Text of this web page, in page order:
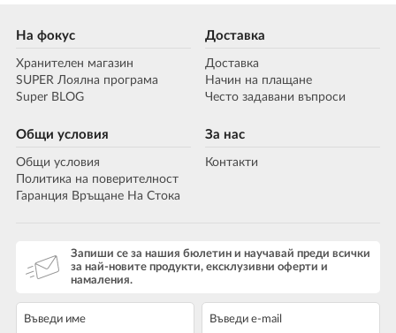
На фокус
Хранителен магазин
SUPER Лоялна програма
Super BLOG
Доставка
Доставка
Начин на плащане
Често задавани въпроси
Общи условия
Общи условия
Политика на поверителност
Гаранция Връщане На Стока
За нас
Контакти
Запиши се за нашия бюлетин и научавай преди всички
за най-новите продукти, ексклузивни оферти и
намаления.